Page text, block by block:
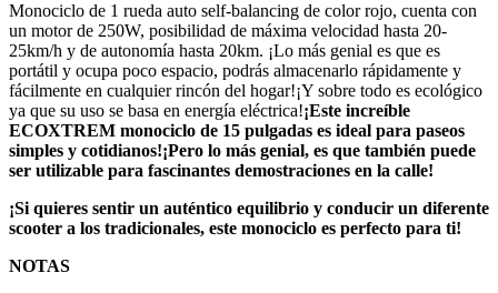
Monociclo de 1 rueda auto self-balancing de color rojo, cuenta con
un motor de 250W, posibilidad de máxima velocidad hasta 20-
25km/h y de autonomía hasta 20km. ¡Lo más genial es que es
portátil y ocupa poco espacio, podrás almacenarlo rápidamente y
fácilmente en cualquier rincón del hogar!¡Y sobre todo es ecológico
ya que su uso se basa en energía eléctrica!¡Este increíble
ECOXTREM monociclo de 15 pulgadas es ideal para paseos
simples y cotidianos!¡Pero lo más genial, es que también puede
ser utilizable para fascinantes demostraciones en la calle!
¡Si quieres sentir un auténtico equilibrio y conducir un diferente
scooter a los tradicionales, este monociclo es perfecto para ti!
NOTAS